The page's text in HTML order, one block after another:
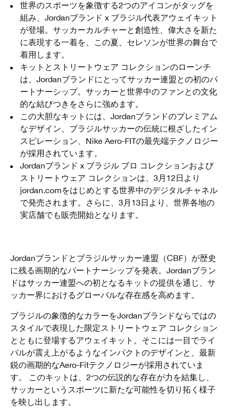
世界のスポーツを象徴する2つのアイコンがタッグを
組み、Jordanブランド x ブラジル代表アウェイキット
が登場。サッカーカルチャーと創造性、偉大さを新た
に表現する一着を、この夏、セレソンが世界の舞台で
着用します。
キットとストリートウェア コレクションのローンチ
は、Jordanブランドにとってサッカー連盟との初のパ
ートナーシップ。サッカーと世界中のファンとの文化
的な結びつきをさらに強めます。
この大胆なキットには、Jordanブランドのプレミアム
なデザイン、ブラジルサッカーの伝統に根ざしたイン
スピレーション、Nike Aero-FITの最先端テクノロジー
が採用されています。
Jordanブランド x ブラジル プロ コレクションおよび
ストリートウェア コレクションは、3月12日より
jordan.comをはじめとする世界中のデジタルチャネル
で発売されます。さらに、3月13日より、世界各地の
実店舗でも販売開始となります。
Jordanブランドとブラジルサッカー連盟（CBF）が歴史
に残る画期的なパートナーシップを発表。Jordanブラン
ドはサッカー連盟への初となるキットの提供を通じ、サ
ッカー界におけるグローバルな存在感を高めます。
ブラジルの象徴的なカラーをJordanブランドならではの
スタイルで表現した限定ストリートウェア コレクション
とともに登場するアウェイキット。そこには一目でライ
バルが震え上がるようなインパクトのデザインと、最新
鋭の画期的なAero-Fitテクノロジーが採用されていま
す。 このキットは、2つの伝説的な存在が力を結集し、
サッカーというスポーツに新たな可能性を切り拓く様子
を映し出します。